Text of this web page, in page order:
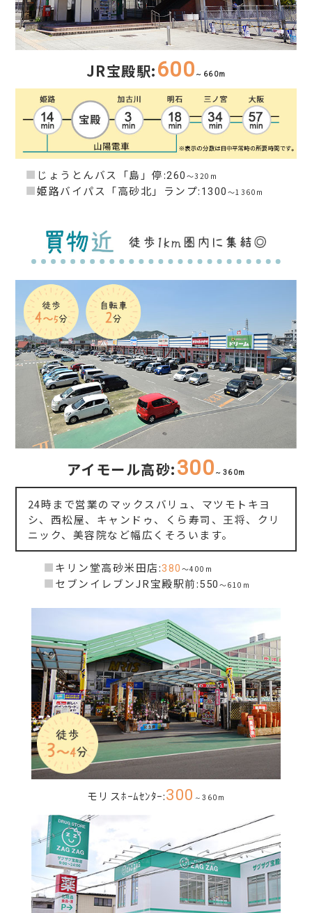
JR宝殿駅:600 ～660m
■ じょうとんバス「島」停:260 ～320m
■姫路バイパス「高砂北」ランプ: 1300 ～1360m
アイモール高砂:300 ～360m
24時まで営業のマックスバリュ、マツモトキヨ
シ、西松屋、キャンドゥ、くら寿司、王将、クリ
ニック、美容院など幅広くそろいます。
■キリン堂高砂米田店:380 ～400m
■セブンイレブンJR宝殿駅前:550 ～610m
モリスﾎｰﾑｾﾝﾀｰ:300 ～360m